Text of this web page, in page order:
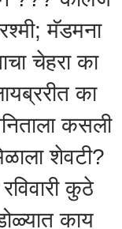
मॅडमना
चेहरा का
का
कसली
शेवटी?
कुठे
काय